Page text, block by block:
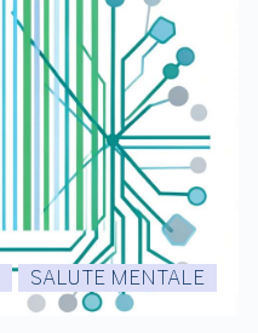
SALUTE MENTALE